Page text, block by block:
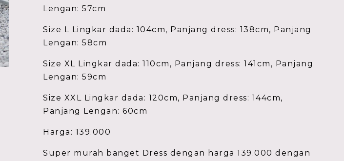
Lengan: 57cm
Size L Lingkar dada: 104cm, Panjang dress: 138cm, Panjang
Lengan: 58cm
Size XL Lingkar dada: 110cm, Panjang dress: 141cm, Panjang
Lengan: 59cm
Size XXL Lingkar dada: 120cm, Panjang dress: 144cm,
Panjang Lengan: 60cm
Harga: 139.000
Super murah banget Dress dengan harga 139.000 dengan